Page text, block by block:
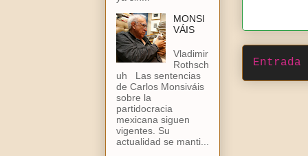
Entrada
MONSI
VÁIS
Vladimir
Rothsch
uh Las sentencias
de Carlos Monsiváis
sobre la
partidocracia
mexicana siguen
vigentes. Su
actualidad se manti...